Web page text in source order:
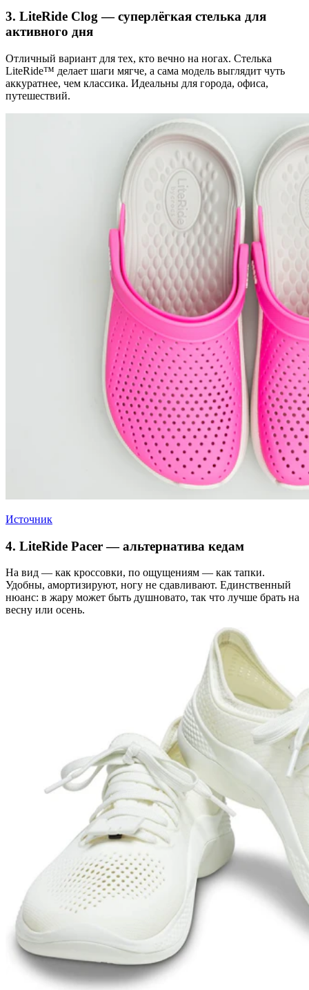
3. LiteRide Clog — суперлёгкая стелька для
активного дня
Отличный вариант для тех, кто вечно на ногах. Стелька
LiteRide™ делает шаги мягче, а сама модель выглядит чуть
аккуратнее, чем классика. Идеальны для города, офиса,
путешествий.
Источник
4. LiteRide Pacer — альтернатива кедам
На вид — как кроссовки, по ощущениям — как тапки.
Удобны, амортизируют, ногу не сдавливают. Единственный
нюанс: в жару может быть душновато, так что лучше брать на
весну или осень.